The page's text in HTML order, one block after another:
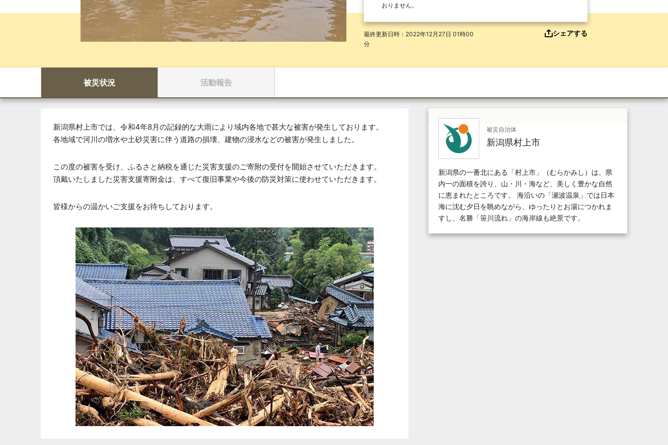
おりません。
最終更新日時：2022年12月27日 01時00
分
シェアする
被災状況 活動報告
被災自治体
新潟県村上市
新潟県の一番北にある「村上市」（むらかみし）は、県
内一の面積を誇り、山・川・海など、美しく豊かな自然
に恵まれたところです。 海沿いの「瀬波温泉」では日本
海に沈む夕日を眺めながら、ゆったりとお湯につかれま
すし、名勝「笹川流れ」の海岸線も絶景です。
新潟県村上市では、令和4年8月の記録的な大雨により域内各地で甚大な被害が発生しております。
各地域で河川の増水や土砂災害に伴う道路の損壊、建物の浸水などの被害が発生しました。
この度の被害を受け、ふるさと納税を通じた災害支援のご寄附の受付を開始させていただきます。
頂戴いたしました災害支援寄附金は、すべて復旧事業や今後の防災対策に使わせていただきます。
皆様からの温かいご支援をお待ちしております。